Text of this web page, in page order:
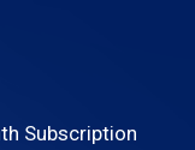
Subscription